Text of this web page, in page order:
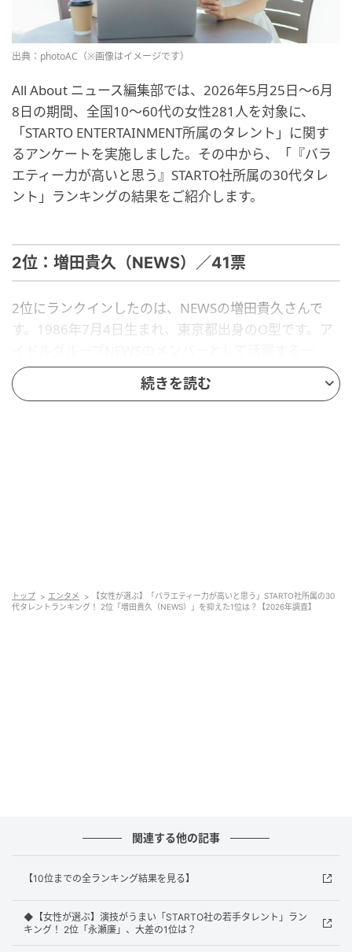
出典：photoAC（※画像はイメージです）
All About ニュース編集部では、2026年5月25日〜6月
8日の期間、全国10～60代の女性281人を対象に、
「STARTO ENTERTAINMENT所属のタレント」に関す
るアンケートを実施しました。その中から、「『バラ
エティー力が高いと思う』STARTO社所属の30代タレ
ント」ランキングの結果をご紹介します。
2位：増田貴久（NEWS）／41票
2位にランクインしたのは、NEWSの増田貴久さんで
す。1986年7月4日生まれ、東京都出身のO型です。ア
方、バラエティー番組でも才能を発揮しています。
『ぐるぐるナインティナイン』（日本テレビ系）や
「よくテレビに出ているイメージがある。芸人の方と
も上手く馴染めてるイメージ」（10代女性／岐阜県）
堂々の1位を獲得したのは、timeleszの菊池風磨さんで
た。現在はtimeleszのメンバーとして活動する傍ら、
ドラマなどで主演を務める実力派です。一方でバラエ
続きを読む
トップ エンタメ
【女性が選ぶ】「バラエティー力が高いと思う」STARTO社所属の30
代タレントランキング！ 2位「増田貴久（NEWS）」を抑えた1位は？【2026年調査】
関連する他の記事
【10位までの全ランキング結果を見る】
◆【女性が選ぶ】演技がうまい「STARTO社の若手タレント」ラン
キング！ 2位「永瀬廉」、大差の1位は？